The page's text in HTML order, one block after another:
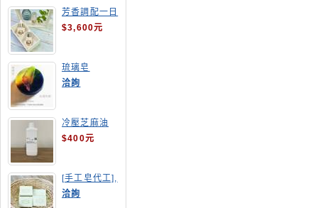
芳香調配一日
班
$3,600元
琉璃皂
洽詢
冷壓芝麻油
$400元
[手工皂代工],
酪梨手工皂
洽詢